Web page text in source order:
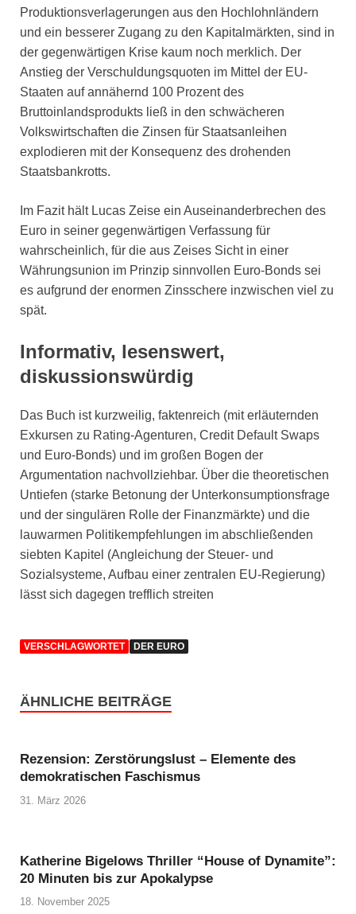
Produktionsverlagerungen aus den Hochlohnländern
und ein besserer Zugang zu den Kapitalmärkten, sind in
der gegenwärtigen Krise kaum noch merklich. Der
Anstieg der Verschuldungsquoten im Mittel der EU-
Staaten auf annähernd 100 Prozent des
Bruttoinlandsprodukts ließ in den schwächeren
Volkswirtschaften die Zinsen für Staatsanleihen
explodieren mit der Konsequenz des drohenden
Staatsbankrotts.
Im Fazit hält Lucas Zeise ein Auseinanderbrechen des
Euro in seiner gegenwärtigen Verfassung für
wahrscheinlich, für die aus Zeises Sicht in einer
Währungsunion im Prinzip sinnvollen Euro-Bonds sei
es aufgrund der enormen Zinsschere inzwischen viel zu
spät.
Informativ, lesenswert,
diskussionswürdig
Das Buch ist kurzweilig, faktenreich (mit erläuternden
Exkursen zu Rating-Agenturen, Credit Default Swaps
und Euro-Bonds) und im großen Bogen der
Argumentation nachvollziehbar. Über die theoretischen
Untiefen (starke Betonung der Unterkonsumptionsfrage
und der singulären Rolle der Finanzmärkte) und die
lauwarmen Politikempfehlungen im abschließenden
siebten Kapitel (Angleichung der Steuer- und
Sozialsysteme, Aufbau einer zentralen EU-Regierung)
lässt sich dagegen trefflich streiten
VERSCHLAGWORTET DER EURO
ÄHNLICHE BEITRÄGE
Rezension: Zerstörungslust – Elemente des
demokratischen Faschismus
31. März 2026
Katherine Bigelows Thriller “House of Dynamite”:
20 Minuten bis zur Apokalypse
18. November 2025